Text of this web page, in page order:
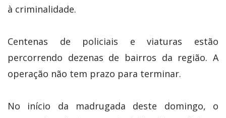
à criminalidade.
Centenas de policiais e viaturas estão
percorrendo dezenas de bairros da região. A
operação não tem prazo para terminar.
No início da madrugada deste domingo, o